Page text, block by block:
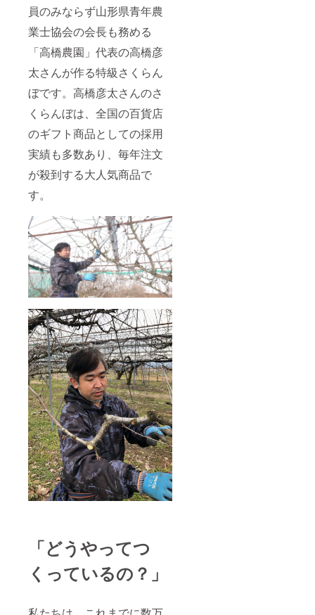
員のみならず山形県青年農
業士協会の会長も務める
「高橋農園」代表の高橋彦
太さんが作る特級さくらん
ぼです。高橋彦太さんのさ
くらんぼは、全国の百貨店
のギフト商品としての採用
実績も多数あり、毎年注文
が殺到する大人気商品で
す。
「どうやってつ
くっているの？」